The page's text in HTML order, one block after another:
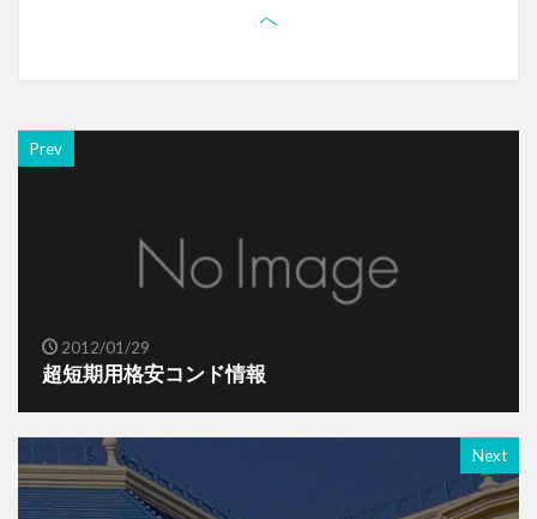
Prev
2012/01/29
超短期用格安コンド情報
Next